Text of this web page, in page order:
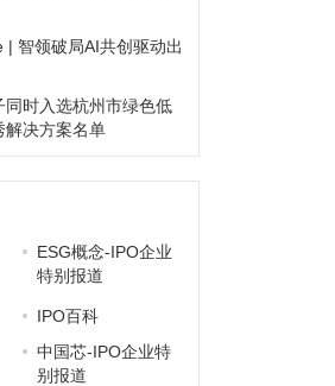
| 智领破局AI共创驱动出
时入选杭州市绿色低
解决方案名单
ESG概念-IPO企业
特别报道
IPO百科
中国芯-IPO企业特
别报道